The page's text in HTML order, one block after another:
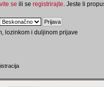
se ili se registrirajte . Jeste li
lozinkom i duljinom prijave